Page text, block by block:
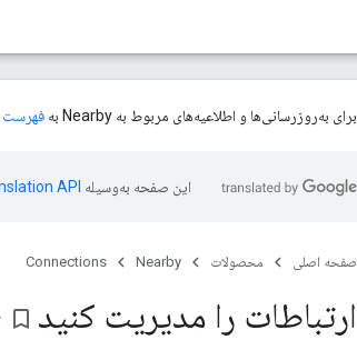
برای به‌روزرسانی‌ها و اطلاعیه‌های مربوط به Nearby به فهرست
این صفحه به‌وسیله
صفحه اصلی محصولات Nearby
Connections
ارتباطات را مدیریت کنید bookmark_border